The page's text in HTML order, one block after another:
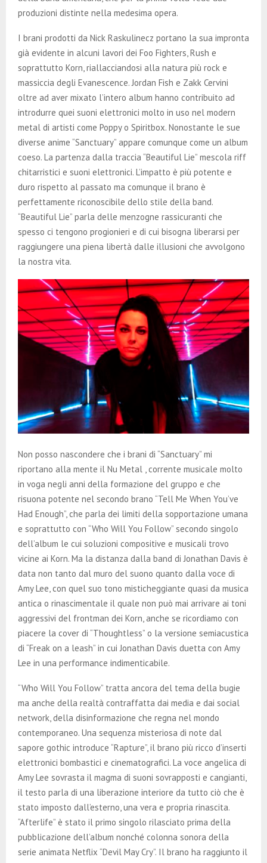
produzioni distinte nella medesima opera.
I brani prodotti da Nick Raskulinecz portano la sua impronta
già evidente in alcuni lavori dei Foo Fighters, Rush e
soprattutto Korn, riallacciandosi alla natura più rock e
massiccia degli Evanescence. Jordan Fish e Zakk Cervini
oltre ad aver mixato l’intero album hanno contribuito ad
introdurre quei suoni elettronici molto in uso nel modern
metal di artisti come Poppy o Spiritbox. Nonostante le sue
diverse anime “Sanctuary” appare comunque come un album
coeso. La partenza dalla traccia “Beautiful Lie” mescola riff
chitarristici e suoni elettronici. L’impatto è più potente e
duro rispetto al passato ma comunque il brano è
perfettamente riconoscibile dello stile della band.
“Beautiful Lie” parla delle menzogne rassicuranti che
spesso ci tengono progionieri e di cui bisogna liberarsi per
raggiungere una piena libertà dalle illusioni che avvolgono
la nostra vita.
Non posso nascondere che i brani di “Sanctuary” mi
riportano alla mente il Nu Metal , corrente musicale molto
in voga negli anni della formazione del gruppo e che
risuona potente nel secondo brano “Tell Me When You’ve
Had Enough”, che parla dei limiti della sopportazione umana
e soprattutto con “Who Will You Follow” secondo singolo
dell’album le cui soluzioni compositive e musicali trovo
vicine ai Korn. Ma la distanza dalla band di Jonathan Davis è
data non tanto dal muro del suono quanto dalla voce di
Amy Lee, con quel suo tono misticheggiante quasi da musica
antica o rinascimentale il quale non può mai arrivare ai toni
aggressivi del frontman dei Korn, anche se ricordiamo con
piacere la cover di “Thoughtless” o la versione semiacustica
di “Freak on a leash” in cui Jonathan Davis duetta con Amy
Lee in una performance indimenticabile.
“Who Will You Follow” tratta ancora del tema della bugie
ma anche della realtà contraffatta dai media e dai social
network, della disinformazione che regna nel mondo
contemporaneo. Una sequenza misteriosa di note dal
sapore gothic introduce “Rapture”, il brano più ricco d’inserti
elettronici bombastici e cinematografici. La voce angelica di
Amy Lee sovrasta il magma di suoni sovrapposti e cangianti,
il testo parla di una liberazione interiore da tutto ciò che è
stato imposto dall’esterno, una vera e propria rinascita.
“Afterlife” è stato il primo singolo rilasciato prima della
pubblicazione dell’album nonché colonna sonora della
serie animata Netflix “Devil May Cry”. Il brano ha raggiunto il